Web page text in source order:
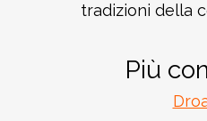
tradizioni della
Più